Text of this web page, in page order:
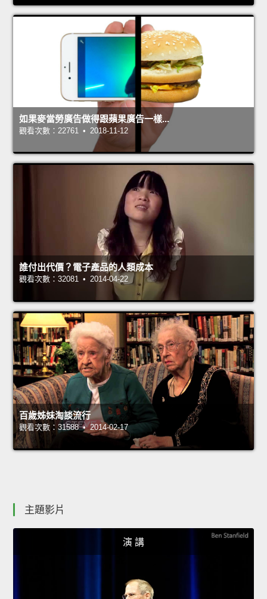
如果麥當勞廣告做得跟蘋果廣告一樣...
觀看次數：22761 • 2018-11-12
誰付出代價？電子產品的人類成本
觀看次數：32081 • 2014-04-22
百歲姊妹淘談流行
觀看次數：31588 • 2014-02-17
主題影片
演 講